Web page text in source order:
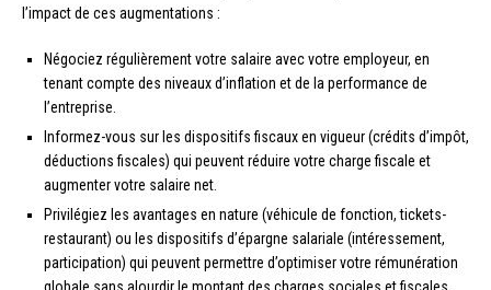
l’impact de ces augmentations :
Négociez régulièrement votre salaire avec votre employeur, en
tenant compte des niveaux d’inflation et de la performance de
l’entreprise.
Informez-vous sur les dispositifs fiscaux en vigueur (crédits d’impôt,
déductions fiscales) qui peuvent réduire votre charge fiscale et
augmenter votre salaire net.
Privilégiez les avantages en nature (véhicule de fonction, tickets-
restaurant) ou les dispositifs d’épargne salariale (intéressement,
participation) qui peuvent permettre d’optimiser votre rémunération